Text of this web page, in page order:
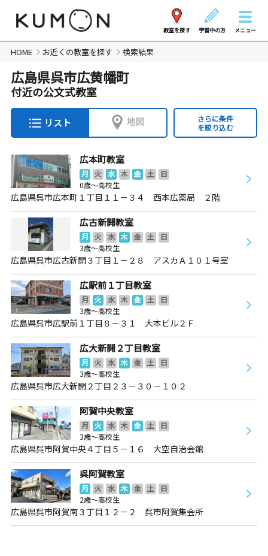
教室を探す 学習中の方 メニュー
HOME お近くの教室を探す 検索結果
広島県呉市広黄幡町
付近の公文式教室
リスト 地図
さらに条件
を絞り込む
広本町教室
月 火 水 木 金 土
日
0歳～高校生
広島県呉市広本町１丁目１１－３４ 西本広薬局 ２階
広古新開教室
月 火 水 木 金 土
日
3歳～高校生
広島県呉市広古新開３丁目１－２８ アスカＡ１０１号室
広駅前１丁目教室
月 火 水 木 金 土
日
3歳～高校生
広島県呉市広駅前１丁目８－３１ 大本ビル２Ｆ
広大新開２丁目教室
月 火 水 木 金 土
日
3歳～高校生
広島県呉市広大新開２丁目２３－３０－１０２
阿賀中央教室
月 火 水 木 金 土
日
3歳～高校生
広島県呉市阿賀中央４丁目５－１６ 大空自治会館
呉阿賀教室
月 火 水 木 金 土
日
2歳～高校生
広島県呉市阿賀南３丁目１２－２ 呉市阿賀集会所